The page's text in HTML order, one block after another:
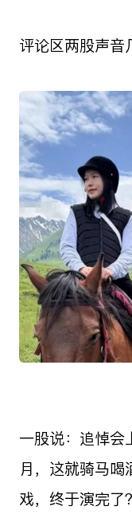
评论区两股声音
一股说：追悼会
月，这就骑马
戏，终于演完了？